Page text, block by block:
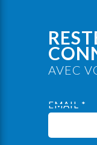
AVEC
EMAIL *